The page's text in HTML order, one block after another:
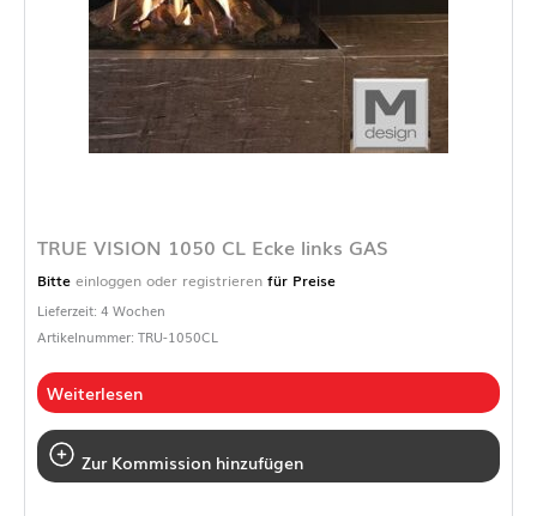
TRUE VISION 1050 CL Ecke links GAS
Bitte einloggen oder registrieren für Preise
Lieferzeit: 4 Wochen
Artikelnummer: TRU-1050CL
Weiterlesen
Zur Kommission hinzufügen